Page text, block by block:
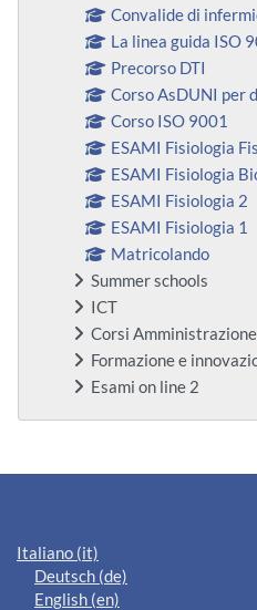
Convalide di
La linea guida ISO
Precorso DTI
Corso AsDUNI per
Corso ISO 9001
ESAMI Fisiologia
ESAMI Fisiologia
ESAMI Fisiologia 2
ESAMI Fisiologia 1
Matricolando
Summer schools
ICT
Corsi Amministrazione
Formazione e
Esami on line 2
Blocchi supplementari
Italiano ‎(it)‎
Deutsch ‎(de)‎
English ‎(en)‎